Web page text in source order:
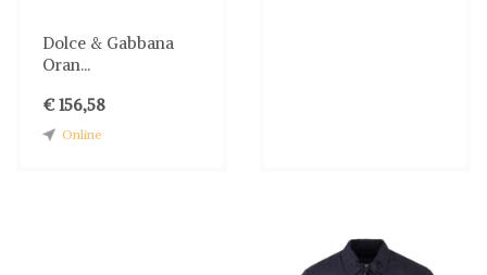
Dolce & Gabbana
Oran...
€ 156,58
Online